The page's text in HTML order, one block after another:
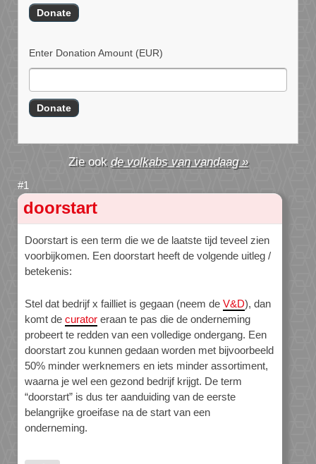
Enter Donation Amount (EUR)
de volkabs van vandaag »
doorstart
Doorstart is een term die we de laatste tijd teveel zien
voorbijkomen. Een doorstart heeft de volgende uitleg /
betekenis:
Stel dat bedrijf x failliet is gegaan (neem de V&D), dan
komt de curator eraan te pas die de onderneming
probeert te redden van een volledige ondergang. Een
doorstart zou kunnen gedaan worden met bijvoorbeeld
50% minder werknemers en iets minder assortiment,
waarna je wel een gezond bedrijf krijgt. De term
“doorstart” is dus ter aanduiding van de eerste
belangrijke groeifase na de start van een
onderneming.